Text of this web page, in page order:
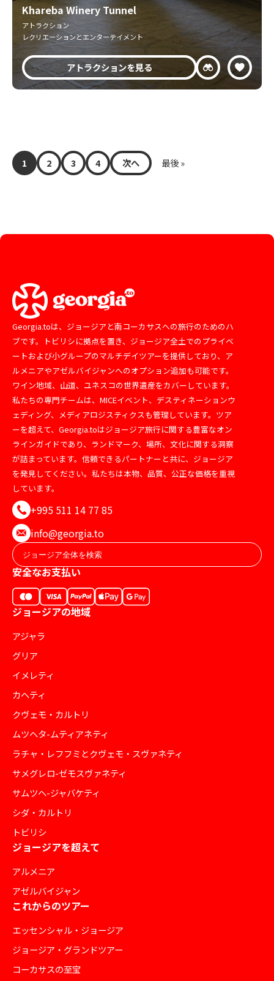
Khareba Winery Tunnel
アトラクション
レクリエーションとエンターテイメント
アトラクションを見る
1 2 3 4 次へ 最後 »
Georgia.toは、ジョージアと南コーカサスへの旅行のためのハ
ブです。トビリシに拠点を置き、ジョージア全土でのプライベ
ートおよび小グループのマルチデイツアーを提供しており、ア
ルメニアやアゼルバイジャンへのオプション追加も可能です。
ワイン地域、山道、ユネスコの世界遺産をカバーしています。
私たちの専門チームは、MICEイベント、デスティネーションウ
ェディング、メディアロジスティクスも管理しています。ツア
ーを超えて、Georgia.toはジョージア旅行に関する豊富なオン
ラインガイドであり、ランドマーク、場所、文化に関する洞察
が詰まっています。信頼できるパートナーと共に、ジョージア
を発見してください。私たちは本物、品質、公正な価格を重視
しています。
+995 511 14 77 85
info@georgia.to
安全なお支払い
ジョージアの地域
アジャラ
グリア
イメレティ
カヘティ
クヴェモ・カルトリ
ムツヘタ-ムティアネティ
ラチャ・レフフミとクヴェモ・スヴァネティ
サメグレロ-ゼモスヴァネティ
サムツヘ-ジャバケティ
シダ・カルトリ
トビリシ
ジョージアを超えて
アルメニア
アゼルバイジャン
これからのツアー
エッセンシャル・ジョージア
ジョージア・グランドツアー
コーカサスの至宝